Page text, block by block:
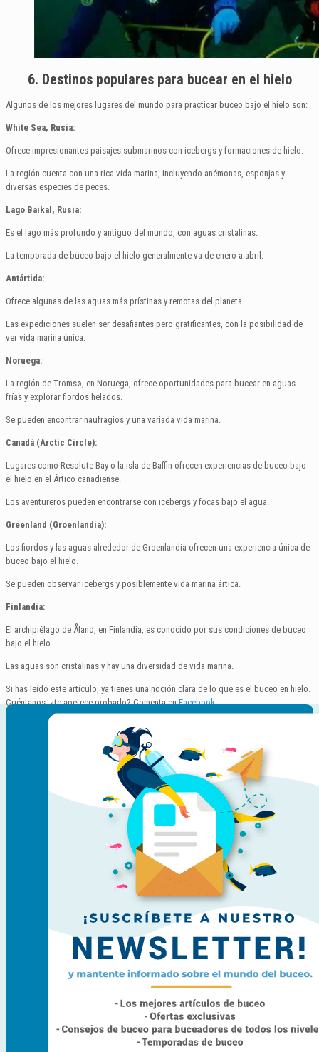
6. Destinos populares para bucear en el hielo
Algunos de los mejores lugares del mundo para practicar buceo bajo el hielo son:
White Sea, Rusia:
Ofrece impresionantes paisajes submarinos con icebergs y formaciones de hielo.
La región cuenta con una rica vida marina, incluyendo anémonas, esponjas y
diversas especies de peces.
Lago Baikal, Rusia:
Es el lago más profundo y antiguo del mundo, con aguas cristalinas.
La temporada de buceo bajo el hielo generalmente va de enero a abril.
Antártida:
Ofrece algunas de las aguas más prístinas y remotas del planeta.
Las expediciones suelen ser desafiantes pero gratificantes, con la posibilidad de
ver vida marina única.
Noruega:
La región de Tromsø, en Noruega, ofrece oportunidades para bucear en aguas
frías y explorar fiordos helados.
Se pueden encontrar naufragios y una variada vida marina.
Canadá (Arctic Circle):
Lugares como Resolute Bay o la isla de Baffin ofrecen experiencias de buceo bajo
el hielo en el Ártico canadiense.
Los aventureros pueden encontrarse con icebergs y focas bajo el agua.
Greenland (Groenlandia):
Los fiordos y las aguas alrededor de Groenlandia ofrecen una experiencia única de
buceo bajo el hielo.
Se pueden observar icebergs y posiblemente vida marina ártica.
Finlandia:
El archipiélago de Åland, en Finlandia, es conocido por sus condiciones de buceo
bajo el hielo.
Las aguas son cristalinas y hay una diversidad de vida marina.
Si has leído este artículo, ya tienes una noción clara de lo que es el buceo en hielo.
Cuéntanos, ¿te apetece probarlo? Comenta enFacebook